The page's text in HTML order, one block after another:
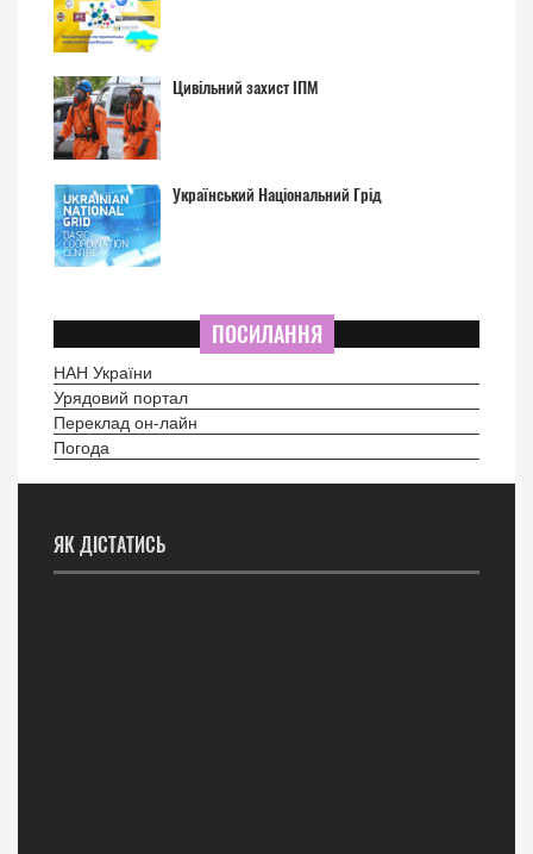
Цивільний захист ІПМ
Український Національний Грід
ПОСИЛАННЯ
НАН України
Урядовий портал
Переклад он-лайн
Погода
ЯК ДІСТАТИСЬ